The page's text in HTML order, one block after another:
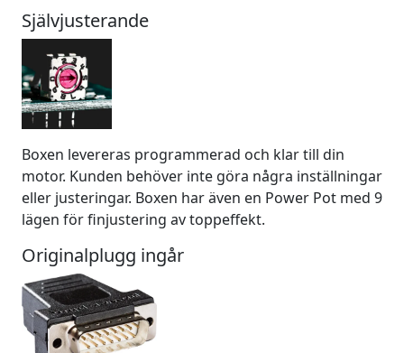
Självjusterande
Boxen levereras programmerad och klar till din
motor. Kunden behöver inte göra några inställningar
eller justeringar. Boxen har även en Power Pot med 9
lägen för finjustering av toppeffekt.
Originalplugg ingår